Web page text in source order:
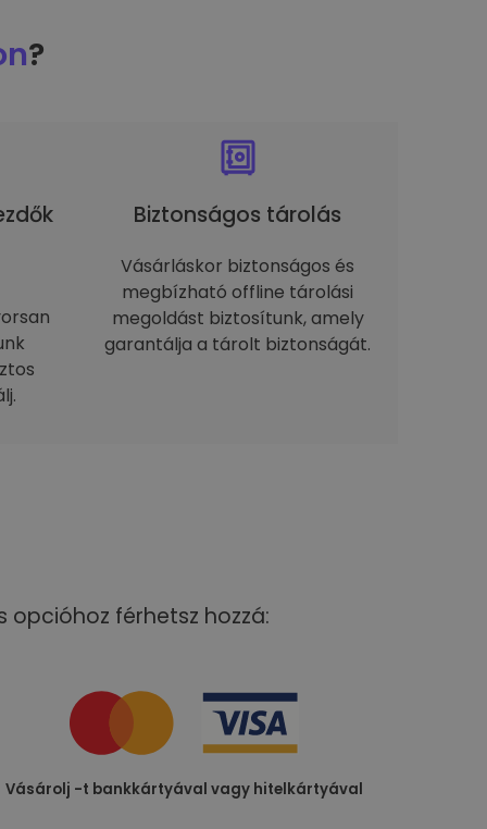
?
Biztonságos tárolás
Vásárláskor biztonságos és
megbízható offline tárolási
megoldást biztosítunk, amely
garantálja a tárolt biztonságát.
férhetsz hozzá:
Vásárolj -t bankkártyával vagy hitelkártyával